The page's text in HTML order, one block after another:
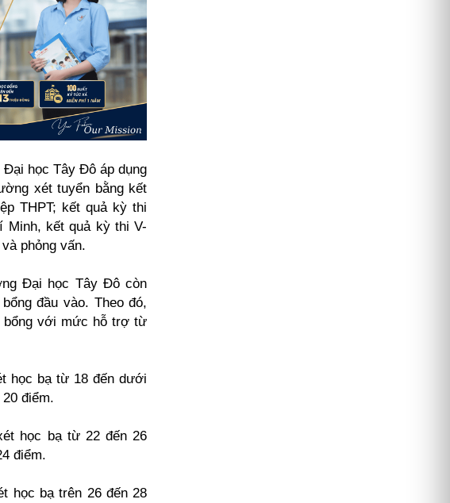
học Tây Đô áp dụng
xét tuyển bằng kết
THPT; kết quả kỳ thi
Minh, kết quả kỳ thi V-
phỏng vấn.
Đại học Tây Đô còn
đầu vào. Theo đó,
bổng với mức hỗ trợ từ
học bạ từ 18 đến dưới
điểm.
học bạ từ 22 đến 26
điểm.
học bạ trên 26 đến 28